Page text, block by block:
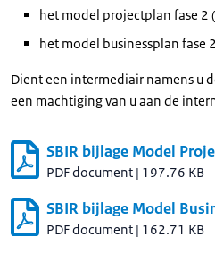
het model projectplan fase 2
het model businessplan fase
Dient een intermediair namens u
een machtiging van u aan de
SBIR bijlage Model
PDF document | 197.76 KB
SBIR bijlage Model
PDF document | 162.71 KB